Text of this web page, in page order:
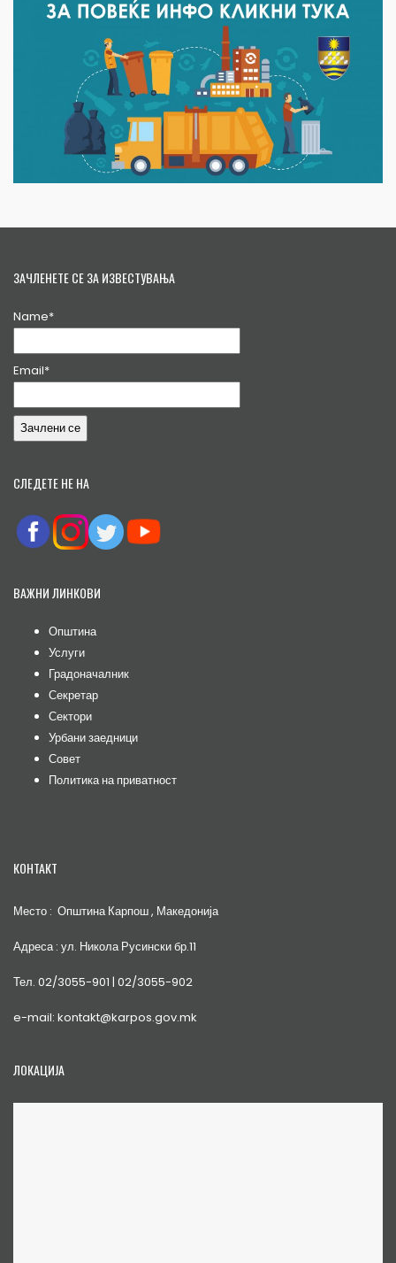
ЗАЧЛЕНЕТЕ СЕ ЗА ИЗВЕСТУВАЊА
Name*
Email*
СЛЕДЕТЕ НЕ НА
ВАЖНИ ЛИНКОВИ
Општина
Услуги
Градоначалник
Секретар
Сектори
Урбани заедници
Совет
Политика на приватност
КОНТАКТ
Место : Општина Карпош , Македонија
Адреса : ул. Никола Русински бр.11
Тел. 02/3055-901 | 02/3055-902
e-mail: kontakt@karpos.gov.mk
ЛОКАЦИЈА